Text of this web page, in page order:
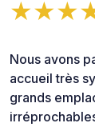
Nous avons
accueil très
grands